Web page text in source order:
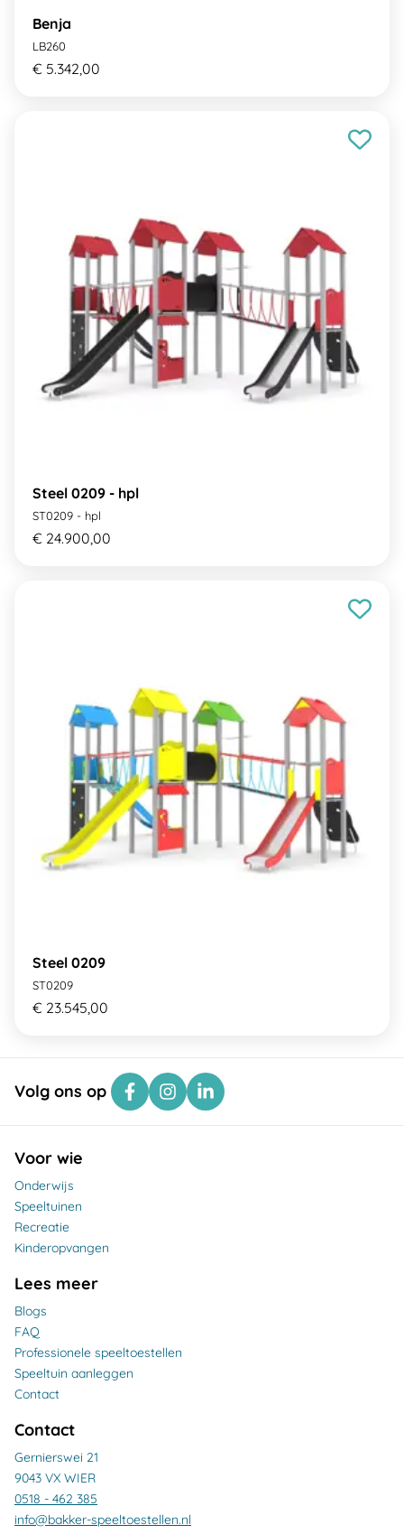
Benja
LB260
€ 5.342,00
Steel 0209 - hpl
ST0209 - hpl
€ 24.900,00
Steel 0209
ST0209
€ 23.545,00
Volg ons op
Voor wie
Onderwijs
Speeltuinen
Recreatie
Kinderopvangen
Lees meer
Blogs
FAQ
Professionele speeltoestellen
Speeltuin aanleggen
Contact
Contact
Gernierswei 21
9043 VX WIER
0518 - 462 385
info@bakker-speeltoestellen.nl